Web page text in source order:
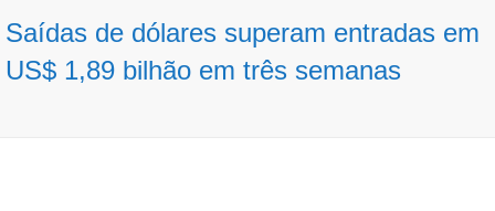
SERVIÇOS
Saídas de dólares superam entradas em
US$ 1,89 bilhão em três semanas